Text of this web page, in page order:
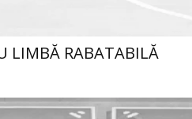
LIMBĂ RABATABILĂ